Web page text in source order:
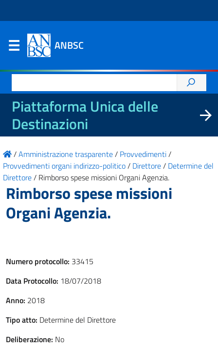
ANBSC
per:
Piattaforma Unica delle
Destinazioni
/Amministrazione trasparente/ Provvedimenti/
Provvedimenti organi indirizzo-politico/ Direttore/ Determine del
Direttore/ Rimborso spese missioni Organi Agenzia.
Rimborso spese missioni
Organi Agenzia.
Numero protocollo: 33415
Data Protocollo: 18/07/2018
Anno: 2018
Tipo atto: Determine del Direttore
Deliberazione: No